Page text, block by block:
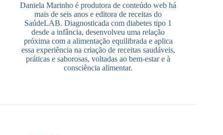
Daniela Marinho é produtora de conteúdo web há
mais de seis anos e editora de receitas do
SaúdeLAB. Diagnosticada com diabetes tipo 1
desde a infância, desenvolveu uma relação
próxima com a alimentação equilibrada e aplica
essa experiência na criação de receitas saudáveis,
práticas e saborosas, voltadas ao bem-estar e à
consciência alimentar.